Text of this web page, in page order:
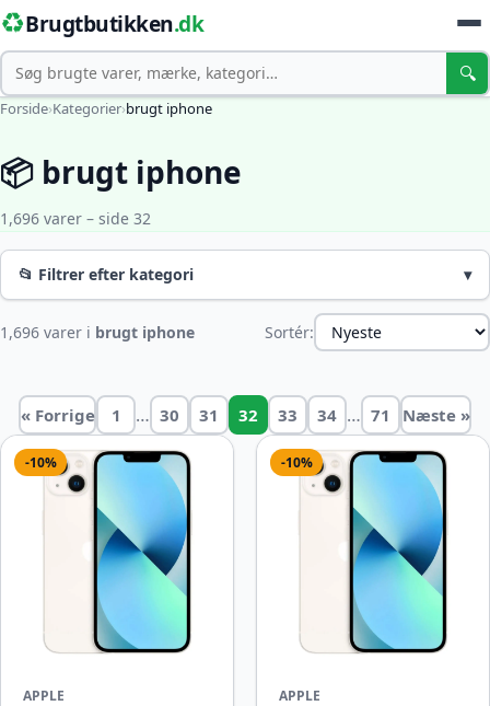
♻️Brugtbutikken.dk
Søg 🔍
Forside›Kategorier›brugt iphone
📦 brugt iphone
1,696 varer – side 32
📂 Filtrer efter kategori ▾
1,696 varer i brugt iphone Sortér:
« Forrige 1 … 30 31 32 33 34 … 71 Næste »
-10%
APPLE
-10%
APPLE